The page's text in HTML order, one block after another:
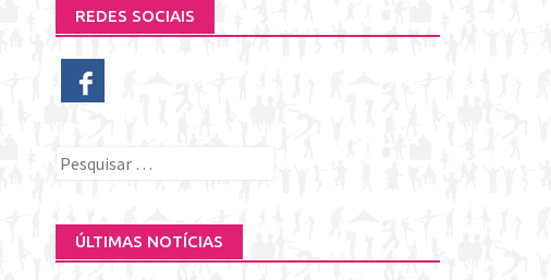
REDES SOCIAIS
Pesquisar
ÚLTIMAS NOTÍCIAS